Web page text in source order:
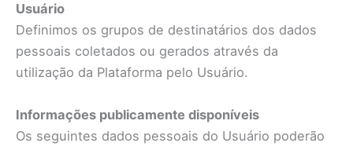
Usuário
Definimos os grupos de destinatários dos dados
pessoais coletados ou gerados através da
utilização da Plataforma pelo Usuário.
Informações publicamente disponíveis
Os seguintes dados pessoais do Usuário poderão